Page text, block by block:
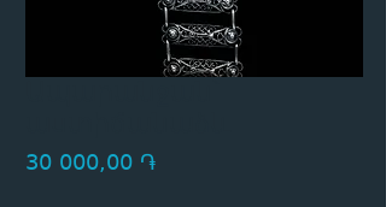
30 000,00 ֏Price